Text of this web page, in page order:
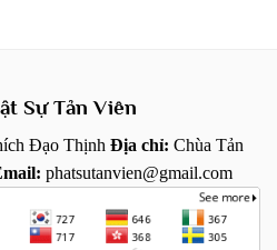
Sự Tản Viên
Đạo Thịnh Địa chỉ: Chùa Tản
phatsutanvien@gmail.com